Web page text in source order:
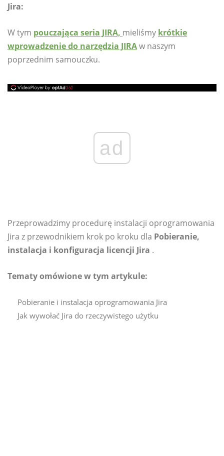
Jira:
W tym pouczająca seria JIRA, mieliśmy krótkie
wprowadzenie do narzędzia JIRAw naszym
poprzednim samouczku.
ad
Przeprowadzimy procedurę instalacji oprogramowania
Jira z przewodnikiem krok po kroku dla Pobieranie,
instalacja i konfiguracja licencji Jira .
Tematy omówione w tym artykule:
Pobieranie i instalacja oprogramowania Jira
Jak wywołać Jira do rzeczywistego użytku